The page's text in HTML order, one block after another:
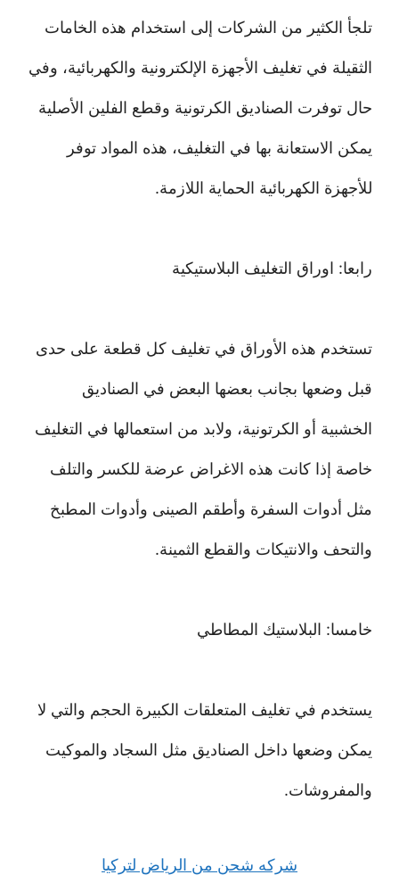
تلجأ الكثير من الشركات إلى استخدام هذه الخامات
الثقيلة في تغليف الأجهزة الإلكترونية والكهربائية، وفي
حال توفرت الصناديق الكرتونية وقطع الفلين الأصلية
يمكن الاستعانة بها في التغليف، هذه المواد توفر
للأجهزة الكهربائية الحماية اللازمة.
رابعا: اوراق التغليف البلاستيكية
تستخدم هذه الأوراق في تغليف كل قطعة على حدى
قبل وضعها بجانب بعضها البعض في الصناديق
الخشبية أو الكرتونية، ولابد من استعمالها في التغليف
خاصة إذا كانت هذه الاغراض عرضة للكسر والتلف
مثل أدوات السفرة وأطقم الصينى وأدوات المطبخ
والتحف والانتيكات والقطع الثمينة.
خامسا: البلاستيك المطاطي
يستخدم في تغليف المتعلقات الكبيرة الحجم والتي لا
يمكن وضعها داخل الصناديق مثل السجاد والموكيت
والمفروشات.
شركه شحن من الرياض لتركيا